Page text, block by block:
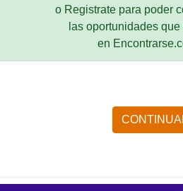
o Registrate para poder
las oportunidades que
en